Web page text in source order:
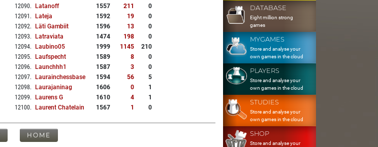
12090. Latanoff 1557 211
0
12091 . Lateja 1592 19
0
12092. Läti Gambiit 1596 13
0
12093. Latraviata 1474 198
0
12094. Laubino05 1999 1145
210
12095. Laufspecht 1589 8
0
12096. Launchhh1 1587 3
0
12097. Laurainchessbase 1594 56
5
12098. Laurajaninag 1606 0
1
12099. Laurens G 1610 4
1
12100. Laurent Chatelain 1567 1 0
HOME
DATABASE
Eight million strong
games
MYGAMES
Store and analyse your
own games in the cloud
PLAYERS
Store and analyse your
own games in the cloud
STUDIES
Store and analyse your
own games in the cloud
SHOP
Store and analyse your